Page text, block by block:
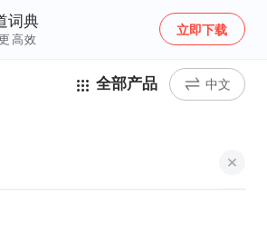
词典
高效
立即下载
全部产品 中文